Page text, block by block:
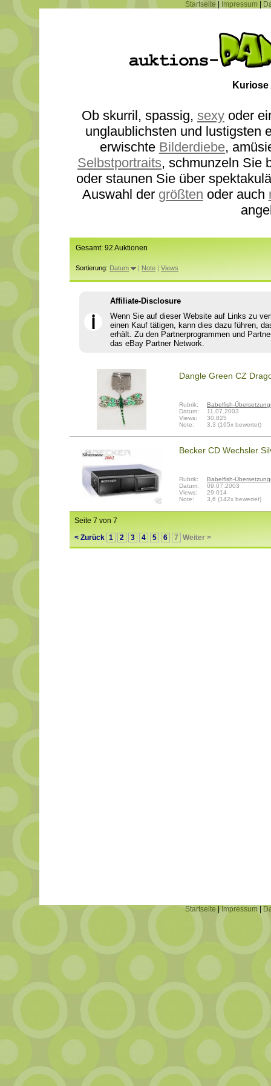
Startseite Impressum
Ob skurril, spassig, sexy oder
unglaublichsten und lustigsten
erwischte Bilderdiebe,
Selbstportraits, schmunzeln Sie
oder staunen Sie über
Auswahl der größten oder auch
Gesamt: 92 Auktionen
Sortierung: Datum | Note | Views
ℹ
Affiliate-Disclosure
Wenn Sie auf dieser Website auf Links zu
einen Kauf tätigen, kann dies dazu führen,
erhält. Zu den Partnerprogrammen und
das eBay Partner Network.
Dangle Green CZ
Rubrik:
Babelfish-
Datum:
11.07.2003
Views:
30.825
Note:
3,3 (165x bewertet)
Becker CD Wechsler
Rubrik:
Babelfish-
Datum:
09.07.2003
Views:
29.014
Note:
3,6 (142x bewertet)
Seite 7 von 7
< Zurück 1 2 3 4 5 6 7 Weiter >
Startseite |Impressum|